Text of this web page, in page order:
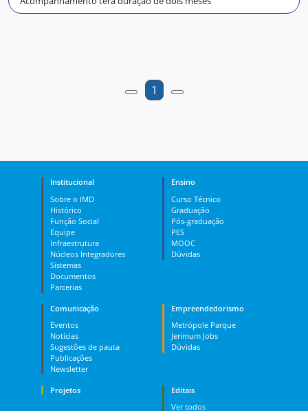
1
Institucional
Sobre o IMD
Histórico
Função Social
Equipe
Infraestrutura
Núcleos Integradores
Sistemas
Documentos
Parcerias
Ensino
Curso Técnico
Graduação
Pós-graduação
PES
MOOC
Dúvidas
Comunicação
Eventos
Notícias
Sugestões de pauta
Publicações
Newsletter
Empreendedorismo
Metrópole Parque
Jerimum Jobs
Dúvidas
Projetos
Editais
Ver todos